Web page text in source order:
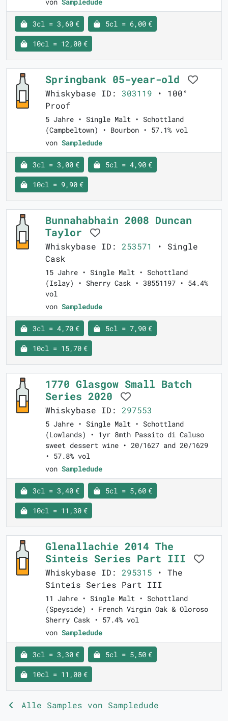
3cl = 3,60 € 5cl = 6,00 €
10cl = 12,00 €
Springbank 05-year-old
Whiskybase ID: 303119 • 100°
Proof
5 Jahre • Single Malt • Schottland
(Campbeltown) • Bourbon • 57.1% vol
von Sampledude
3cl = 3,00 € 5cl = 4,90 €
10cl = 9,90 €
Bunnahabhain 2008 Duncan
Taylor
Whiskybase ID: 253571
• Single
Cask
15 Jahre • Single Malt • Schottland
(Islay) • Sherry Cask • 38551197 • 54.4%
vol
von Sampledude
3cl = 4,70 € 5cl = 7,90 €
10cl = 15,70 €
1770 Glasgow Small Batch
Series 2020
Whiskybase ID: 297553
5 Jahre • Single Malt • Schottland
(Lowlands) • 1yr 8mth Passito di Caluso
sweet dessert wine • 20/1627 and 20/1629
• 57.8% vol
von Sampledude
3cl = 3,40 € 5cl = 5,60 €
10cl = 11,30 €
Glenallachie 2014 The
Sinteis Series Part III
Whiskybase ID: 295315 • The
Sinteis Series Part III
11 Jahre • Single Malt • Schottland
(Speyside) • French Virgin Oak & Oloroso
Sherry Cask • 57.4% vol
von Sampledude
3cl = 3,30 € 5cl = 5,50 €
10cl = 11,00 €
Alle Samples von Sampledude